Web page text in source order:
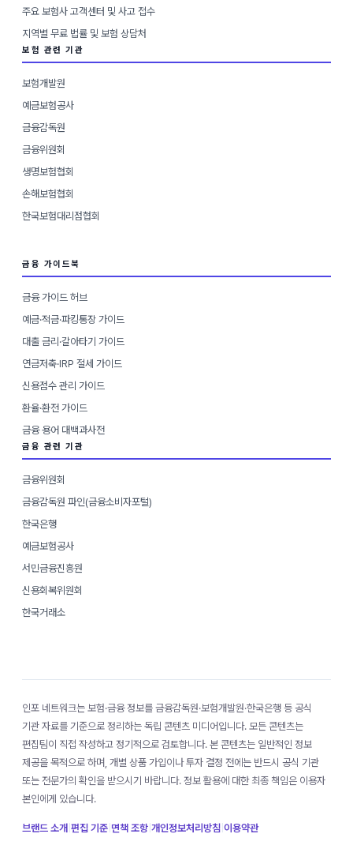
주요 보험사 고객센터 및 사고 접수
지역별 무료 법률 및 보험 상담처
보험 관련 기관
보험개발원
예금보험공사
금융감독원
금융위원회
생명보험협회
손해보험협회
한국보험대리점협회
금융 가이드북
금융 가이드 허브
예금·적금·파킹통장 가이드
대출 금리·갈아타기 가이드
연금저축·IRP 절세 가이드
신용점수 관리 가이드
환율·환전 가이드
금융 용어 대백과사전
금융 관련 기관
금융위원회
금융감독원 파인(금융소비자포털)
한국은행
예금보험공사
서민금융진흥원
신용회복위원회
한국거래소
인포 네트워크는 보험·금융 정보를 금융감독원·보험개발원·한국은행 등 공식
기관 자료를 기준으로 정리하는 독립 콘텐츠 미디어입니다. 모든 콘텐츠는
편집팀이 직접 작성하고 정기적으로 검토합니다. 본 콘텐츠는 일반적인 정보
제공을 목적으로 하며, 개별 상품 가입이나 투자 결정 전에는 반드시 공식 기관
또는 전문가의 확인을 받으시기 바랍니다. 정보 활용에 대한 최종 책임은 이용자
본인에게 있습니다.
브랜드 소개 편집 기준 면책 조항 개인정보처리방침 이용약관